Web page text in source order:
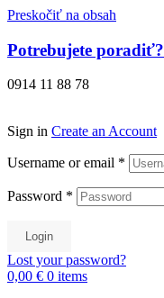
Preskočiť na obsah
Potrebujete poradiť?
0914 11 88 78
Sign in Create an Account
Username or email *
Password *
Login
Lost your password?
0,00 € 0 items